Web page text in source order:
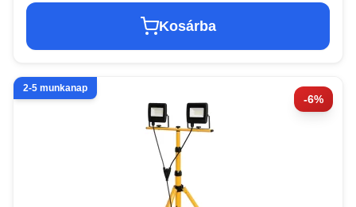
Kosárba
-6%
2-5 munkanap